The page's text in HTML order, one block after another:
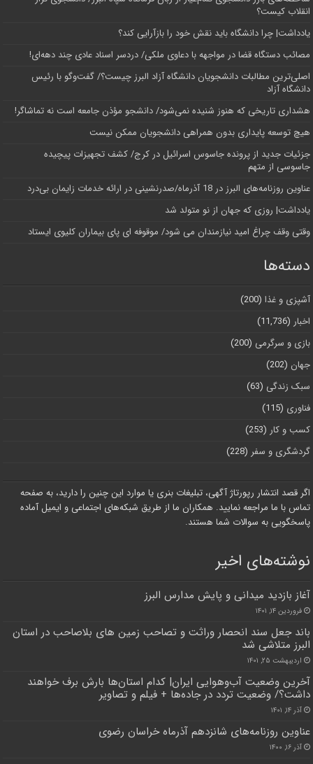
انقلاب کیست؟
یادداشت| چرا دانشگاه باید نقش خود را بازآرایی کند؟
مصائب دستگاه قضا در مواجهه با دعاوی ملکی/ دردسر اسناد عادی چند‌ دهه‌ای!
اصلی‌ترین مطالبات دانشجویان دانشگاه آزاد البرز چیست؟/ گفت‌وگو با رئیس
دانشگاه آز‌اد
هشداری تاریخی که هنوز شنیده نمی‌شود/ دانشجو مؤذن جامعه است نه تماشاگر!
هیچ توسعه پایداری بدون همراهی دانشجویان ممکن نیست
جزئیات جدید از پرونده جاسوس اسرائیل در کرج/‌ کشف تجهیزات پیچیده
جاسوسی از متهم
عناوین روزنامه‌های البرز در ‌18 آذرماه/صدرنشینی در ارائه خدمات زایمان بی‌درد
یادداشت| روزی که جهان از نو متولد شد
وقتی وقف چراغ امید نیازمندان می شود/ موقوفه ای پای بیماران کلیوی ایستاد
دسته‌ها
آشپزی و غذا (200)
اخبار (11,736)
بازی و سرگرمی (200)
جهان (202)
سبک زندگی (63)
فناوری (115)
کسب و کار (253)
گردشگری و سفر (228)
اگر قصد انتشار رپورتاژ آگهی، تبلیغات بنری یا موارد این چنین را دارید، به صفحه
تماس با ما مراجعه نمایید. همکاران ما از طریق شبکه‌های اجتماعی و ایمیل آماده
پاسخگویی به سوالات شما هستند.
نوشته‌های اخیر
آغاز بازدید میدانی و پایش مدارس البرز
فروردین ۱۴, ۱۴۰۱
باند جعل سند انحصار وراثت و تصاحب زمین های بلاصاحب در استان
البرز متلاشی شد
اردیبهشت ۲۵, ۱۴۰۱
آخرین وضعیت آب‌وهوایی ایران| کدام استان‌ها بارش برف خواهند
داشت؟/ وضعیت تردد در جاده‌ها + فیلم و تصاویر
آذر ۱۴, ۱۴۰۱
عناوین روزنامه‌های شانزدهم آذرماه خراسان رضوی
آذر ۱۶, ۱۴۰۰